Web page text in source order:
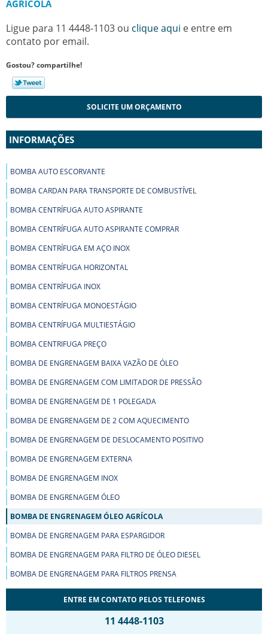
AGRÍCOLA
Ligue para 11 4448-1103 ou clique aqui e entre em
contato por email.
Gostou? compartilhe!
SOLICITE UM ORÇAMENTO
INFORMAÇÕES
BOMBA AUTO ESCORVANTE
BOMBA CARDAN PARA TRANSPORTE DE COMBUSTÍVEL
BOMBA CENTRÍFUGA AUTO ASPIRANTE
BOMBA CENTRÍFUGA AUTO ASPIRANTE COMPRAR
BOMBA CENTRÍFUGA EM AÇO INOX
BOMBA CENTRÍFUGA HORIZONTAL
BOMBA CENTRÍFUGA INOX
BOMBA CENTRÍFUGA MONOESTÁGIO
BOMBA CENTRÍFUGA MULTIESTÁGIO
BOMBA CENTRIFUGA PREÇO
BOMBA DE ENGRENAGEM BAIXA VAZÃO DE ÓLEO
BOMBA DE ENGRENAGEM COM LIMITADOR DE PRESSÃO
BOMBA DE ENGRENAGEM DE 1 POLEGADA
BOMBA DE ENGRENAGEM DE 2 COM AQUECIMENTO
BOMBA DE ENGRENAGEM DE DESLOCAMENTO POSITIVO
BOMBA DE ENGRENAGEM EXTERNA
BOMBA DE ENGRENAGEM INOX
BOMBA DE ENGRENAGEM ÓLEO
BOMBA DE ENGRENAGEM ÓLEO AGRÍCOLA
BOMBA DE ENGRENAGEM PARA ESPARGIDOR
BOMBA DE ENGRENAGEM PARA FILTRO DE ÓLEO DIESEL
BOMBA DE ENGRENAGEM PARA FILTROS PRENSA
BOMBA DE ENGRENAGEM PARA PRODUTOS VISCOSOS
ENTRE EM CONTATO PELOS TELEFONES
11 4448-1103